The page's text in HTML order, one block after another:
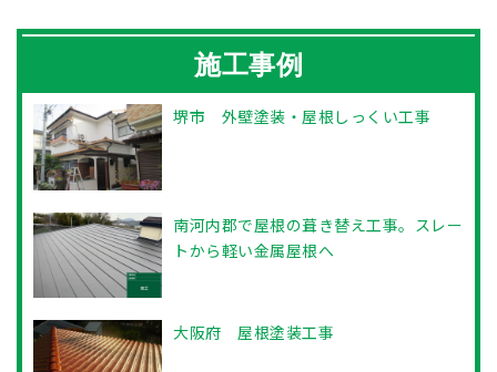
施工事例
堺市 外壁塗装・屋根しっくい工事
南河内郡で屋根の葺き替え工事。スレー
トから軽い金属屋根へ
大阪府 屋根塗装工事